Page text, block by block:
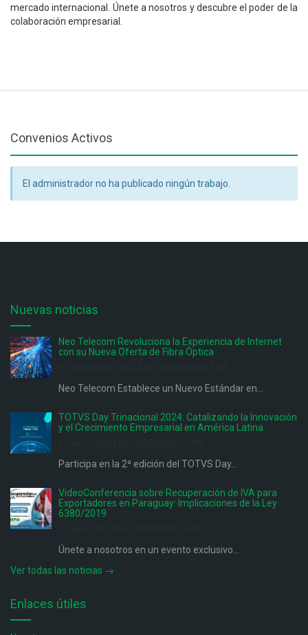
mercado internacional. Únete a nosotros y descubre el poder de la
colaboración empresarial.
Convenios Activos
El administrador no ha publicado ningún trabajo.
Nuevas noticias
Neo Telecom Revoluciona la Experiencia de Internet
con su Nueva Oferta de Fibra Óptica
Neo Telecom Establece un Nuevo Estándar en...
TOTVS Day Trinacional 2024: Catalizando la Innovación
y el Crecimiento Empresarial en América Latina
Participa en la 2ª edición del TOTVS Day...
VideoConferencia sobre Recuperación de IVA para
Exportadores en Paraguay: Implicaciones de la Ley
6380/2019
Únete a nosotros en un evento exclusivo...
Ver todas las noticias →
Enlaces útiles